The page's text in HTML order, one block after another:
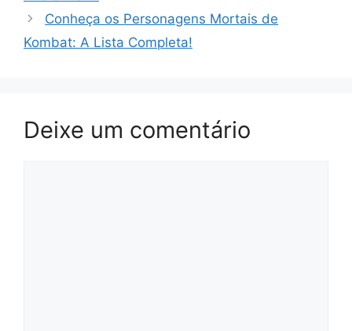
Conheça os Personagens Mortais de
Kombat: A Lista Completa!
Deixe um comentário